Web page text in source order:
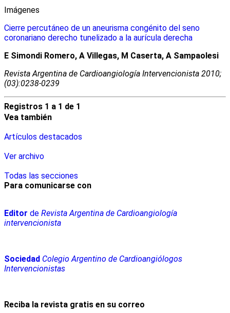
Imágenes
Cierre percutáneo de un aneurisma congénito del seno
coronariano derecho tunelizado a la aurícula derecha
E Simondi Romero, A Villegas, M Caserta, A Sampaolesi
Revista Argentina de Cardioangiologí­a Intervencionista 2010;
(03):0238-0239
Registros 1 a 1 de 1
Vea también
Artículos destacados
Ver archivo
Todas las secciones
Para comunicarse con
Editor de Revista Argentina de Cardioangiología
intervencionista
Sociedad Colegio Argentino de Cardioangiólogos
Intervencionistas
Reciba la revista gratis en su correo